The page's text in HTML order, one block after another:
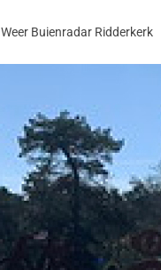
Weer Buienradar Ridderkerk